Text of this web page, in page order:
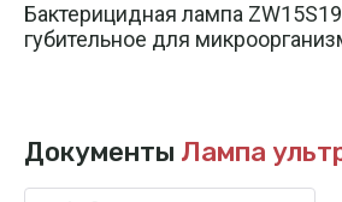
Бактерицидная лампа
губительное для
Документы Лампа